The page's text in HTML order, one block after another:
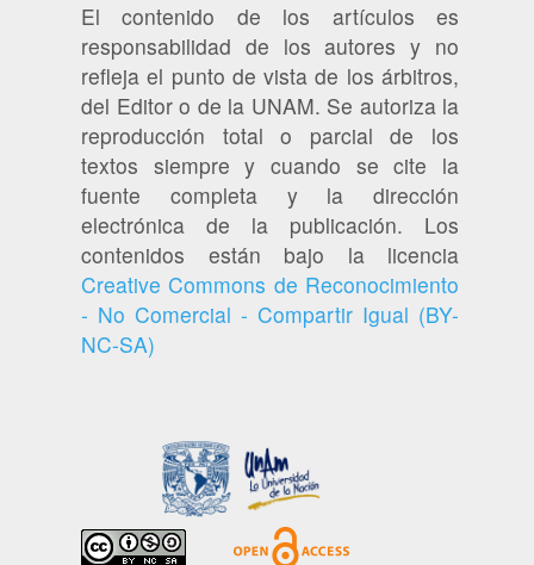
El contenido de los artículos es
responsabilidad de los autores y no
refleja el punto de vista de los árbitros,
del Editor o de la UNAM. Se autoriza la
reproducción total o parcial de los
textos siempre y cuando se cite la
fuente completa y la dirección
electrónica de la publicación. Los
contenidos están bajo la licencia
Creative Commons de Reconocimiento
- No Comercial - Compartir Igual (BY-
NC-SA)